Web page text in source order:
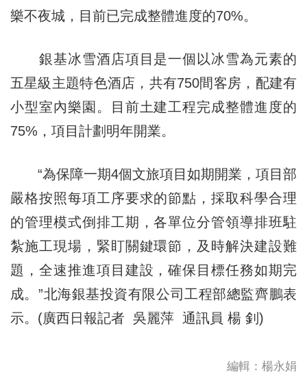
樂不夜城，目前已完成整體進度的70%。
銀基冰雪酒店項目是一個以冰雪為元素的
五星級主題特色酒店，共有750間客房，配建有
小型室內樂園。目前土建工程完成整體進度的
75%，項目計劃明年開業。
“為保障一期4個文旅項目如期開業，項目部
嚴格按照每項工序要求的節點，採取科學合理
的管理模式倒排工期，各單位分管領導排班駐
紮施工現場，緊盯關鍵環節，及時解決建設難
題，全速推進項目建設，確保目標任務如期完
成。”北海銀基投資有限公司工程部總監齊鵬表
示。(廣西日報記者 吳麗萍 通訊員 楊 釗)
編輯：楊永娟